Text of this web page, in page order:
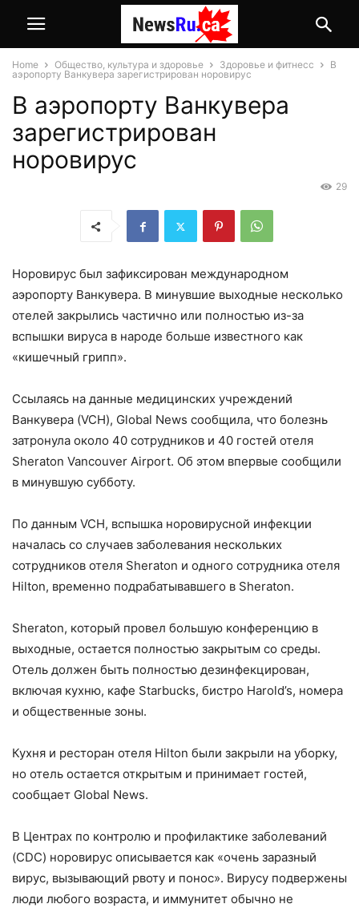
Home Общество, культура и здоровье Здоровье и фитнесс
В
аэропорту Ванкувера зарегистрирован норовирус
В аэропорту Ванкувера
зарегистрирован
норовирус
29
Норовирус был зафиксирован международном
аэропорту Ванкувера. В минувшие выходные несколько
отелей закрылись частично или полностью из-за
вспышки вируса в народе больше известного как
«кишечный грипп».
Ссылаясь на данные медицинских учреждений
Ванкувера (VCH), Global News сообщила, что болезнь
затронула около 40 сотрудников и 40 гостей отеля
Sheraton Vancouver Airport. Об этом впервые сообщили
в минувшую субботу.
По данным VCH, вспышка норовирусной инфекции
началась со случаев заболевания нескольких
сотрудников отеля Sheraton и одного сотрудника отеля
Hilton, временно подрабатывавшего в Sheraton.
Sheraton, который провел большую конференцию в
выходные, остается полностью закрытым со среды.
Отель должен быть полностью дезинфекцирован,
включая кухню, кафе Starbucks, бистро Harold’s, номера
и общественные зоны.
Кухня и ресторан отеля Hilton были закрыли на уборку,
но отель остается открытым и принимает гостей,
сообщает Global News.
В Центрах по контролю и профилактике заболеваний
(CDC) норовирус описывается как «очень заразный
вирус, вызывающий рвоту и понос». Вирусу подвержены
люди любого возраста, и иммунитет обычно не